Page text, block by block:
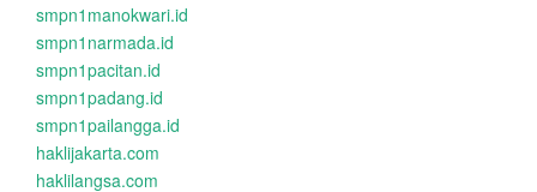
smpn1manokwari.id
smpn1narmada.id
smpn1pacitan.id
smpn1padang.id
smpn1pailangga.id
haklijakarta.com
haklilangsa.com